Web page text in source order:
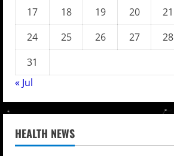
17
18 19 20 21
24
25 26 27 28
31
« Jul
HEALTH NEWS